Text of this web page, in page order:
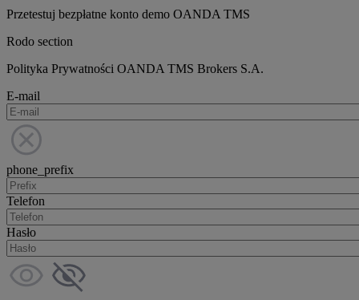
Przetestuj bezpłatne konto demo OANDA TMS
Rodo section
Polityka Prywatności OANDA TMS Brokers S.A.
E-mail
phone_prefix
Telefon
Hasło